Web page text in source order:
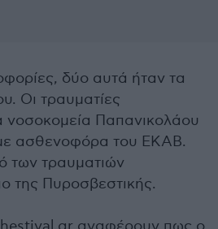
δύο αυτά ήταν τα
Οι τραυματίες
Παπανικολάου
ασθενοφόρα του ΕΚΑΒ.
των τραυματιών
της Πυροσβεστικής.